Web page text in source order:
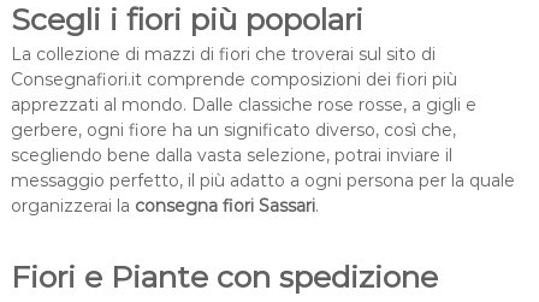
Scegli i fiori più popolari
La collezione di mazzi di fiori che troverai sul sito di
Consegnafiori.it comprende composizioni dei fiori più
apprezzati al mondo. Dalle classiche rose rosse, a gigli e
gerbere, ogni fiore ha un significato diverso, così che,
scegliendo bene dalla vasta selezione, potrai inviare il
messaggio perfetto, il più adatto a ogni persona per la quale
organizzerai la consegna fiori Sassari.
Fiori e Piante con spedizione